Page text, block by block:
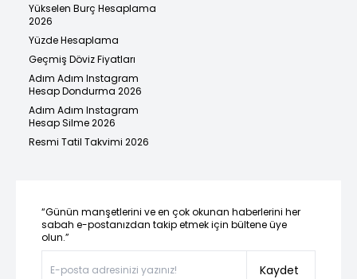
Yükselen Burç Hesaplama
2026
Yüzde Hesaplama
Geçmiş Döviz Fiyatları
Adım Adım Instagram
Hesap Dondurma 2026
Adım Adım Instagram
Hesap Silme 2026
Resmi Tatil Takvimi 2026
“Günün manşetlerini ve en çok okunan haberlerini her
sabah e-postanızdan takip etmek için bültene üye
olun.”
Kaydet